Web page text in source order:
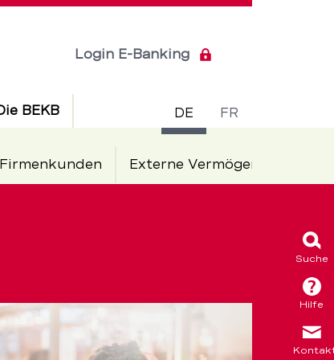
DE FR
Login E-Banking
Externe Vermögensverwalter
BEKB
Suche
Hilfe